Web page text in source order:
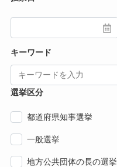
キーワード
選挙区分
都道府県知事選挙
一般選挙
地方公共団体の長の選挙